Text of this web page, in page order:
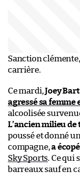
Sanction
carrière.
Ce mardi,Joey
agressé sa femme
alcoolisée
L’ancien milieu
poussé et donné
compagne,a
Sky Sports. Ce qui
barreaux sauf en